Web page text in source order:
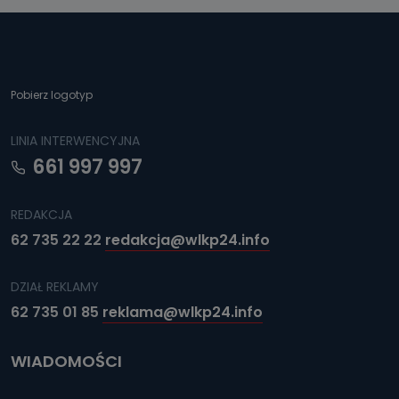
trzecim, jak również nie są one wykorzystywane w
procesach zautomatyzowanego profilowania.
Co mogą Państwo zrobić z
przekazanymi nam danymi?
Pro-Art z siedzibą w miejscowości Ostrów Wielkopolski (63-
400) przy ul. Wolności 19 dostępu do danych osobowych
dotyczących Państwa oraz uzyskania ich kopii, a także
żądania ich sprostowania, usunięcia danych,
Do kiedy Państwa dane osobowe będą
przechowywane?
Do czasu wycofania zgody lub, jeśli dane będą
przetwarzane na podstawie prawnie uzasadnionego celu
Pobierz logotyp
LINIA INTERWENCYJNA
661 997 997
REDAKCJA
62 735 22 22 redakcja@wlkp24.info
DZIAŁ REKLAMY
62 735 01 85 reklama@wlkp24.info
WIADOMOŚCI